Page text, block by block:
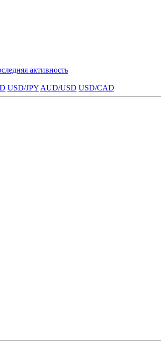
активность
USD/JPY AUD/USD USD/CAD